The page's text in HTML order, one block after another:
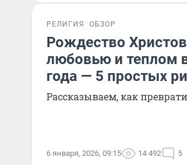
РЕЛИГИЯ ОБЗОР
Рождество
любовью и теплом
года — 5 простых
Рассказываем, как
6 января, 2026, 09:15 14 492 5